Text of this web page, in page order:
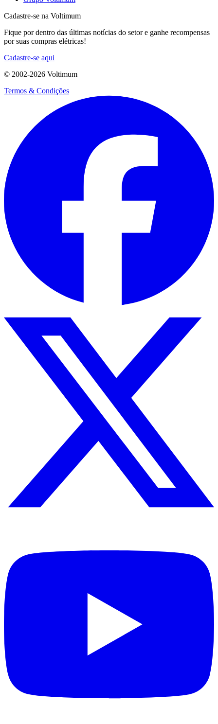
Cadastre-se na Voltimum
Fique por dentro das últimas notícias do setor e ganhe recompensas
por suas compras elétricas!
Cadastre-se aqui
© 2002-2026 Voltimum
Termos & Condições